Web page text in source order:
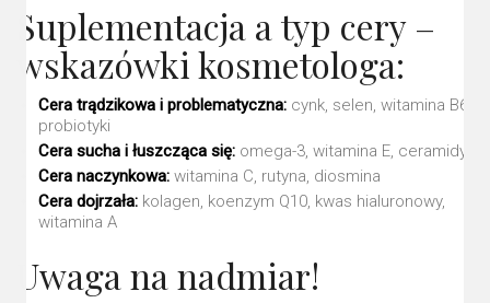
Suplementacja a typ cery –
wskazówki kosmetologa:
Cera trądzikowa i problematyczna: cynk, selen, witamina B6,
probiotyki
Cera sucha i łuszcząca się: omega-3, witamina E, ceramidy
Cera naczynkowa: witamina C, rutyna, diosmina
Cera dojrzała: kolagen, koenzym Q10, kwas hialuronowy,
witamina A
Uwaga na nadmiar!